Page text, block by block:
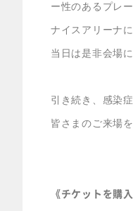
ー性のあるプレ
ナイスアリーナ
当日は是非会場
引き続き、感染
皆さまのご来場
《チケットを購